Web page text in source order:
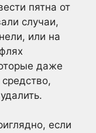
пятна от
случаи,
или на
даже
если